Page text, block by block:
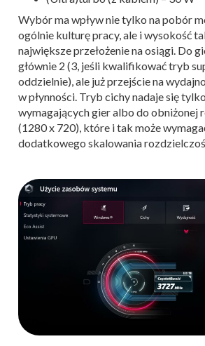
Wybór ma wpływ nie tylko na pobór
ogólnie kulturę pracy, ale i wysokość
największe przełożenie na osiągi. Do
głównie 2 (3, jeśli kwalifikować tryb
oddzielnie), ale już przejście na
w płynności. Tryb cichy nadaje się
wymagających gier albo do obniżonej
(1280 x 720), które i tak może
dodatkowego skalowania